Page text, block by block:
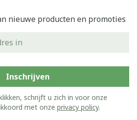
nieuwe producten en promoties
Inschrijven
schrijft u zich in voor onze
met onze privacy policy.